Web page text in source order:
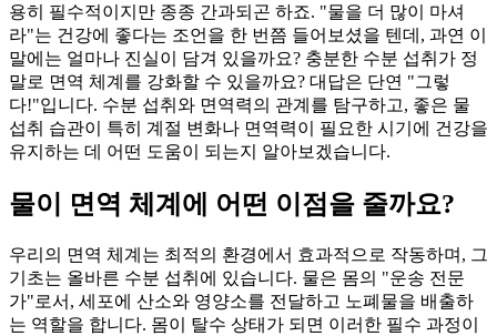
용히 필수적이지만 종종 간과되곤 하죠. "물을 더 많이 마셔
라"는 건강에 좋다는 조언을 한 번쯤 들어보셨을 텐데, 과연 이
말에는 얼마나 진실이 담겨 있을까요? 충분한 수분 섭취가 정
말로 면역 체계를 강화할 수 있을까요? 대답은 단연 "그렇
다!"입니다. 수분 섭취와 면역력의 관계를 탐구하고, 좋은 물
섭취 습관이 특히 계절 변화나 면역력이 필요한 시기에 건강을
유지하는 데 어떤 도움이 되는지 알아보겠습니다.
물이 면역 체계에 어떤 이점을 줄까요?
우리의 면역 체계는 최적의 환경에서 효과적으로 작동하며, 그
기초는 올바른 수분 섭취에 있습니다. 물은 몸의 "운송 전문
가"로서, 세포에 산소와 영양소를 전달하고 노폐물을 배출하
는 역할을 합니다. 몸이 탈수 상태가 되면 이러한 필수 과정이